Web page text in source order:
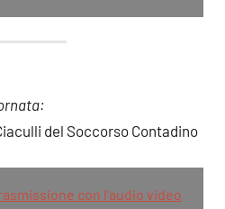
del Soccorso Contadino
con l’audio video